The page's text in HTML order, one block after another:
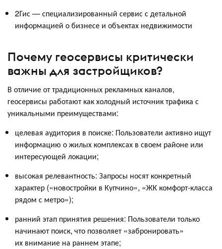
2Гис — специализированный сервис с детальной
информацией о бизнесе и объектах недвижимости
Почему геосервисы критически
важны для застройщиков?
В отличие от традиционных рекламных каналов,
геосервисы работают как холодный источник трафика с
уникальными преимуществами:
целевая аудитория в поиске: Пользователи активно ищут
информацию о жилых комплексах в своем районе или
интересующей локации;
высокая релевантность: Запросы носят конкретный
характер («новостройки в Купчино», «ЖК комфорт-класса
рядом с метро»);
ранний этап принятия решения: Пользователи только
начинают поиск, что позволяет «забронировать»
их внимание на раннем этапе;